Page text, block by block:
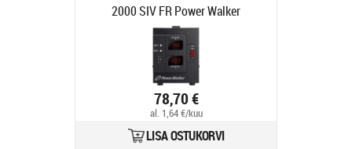
2000 SIV FR Power Walker
Automatic AC Voltage regulator and
stabilizer 2000VA (230V)
78,70 €
al. 1,64 €/kuu
LISA OSTUKORVI